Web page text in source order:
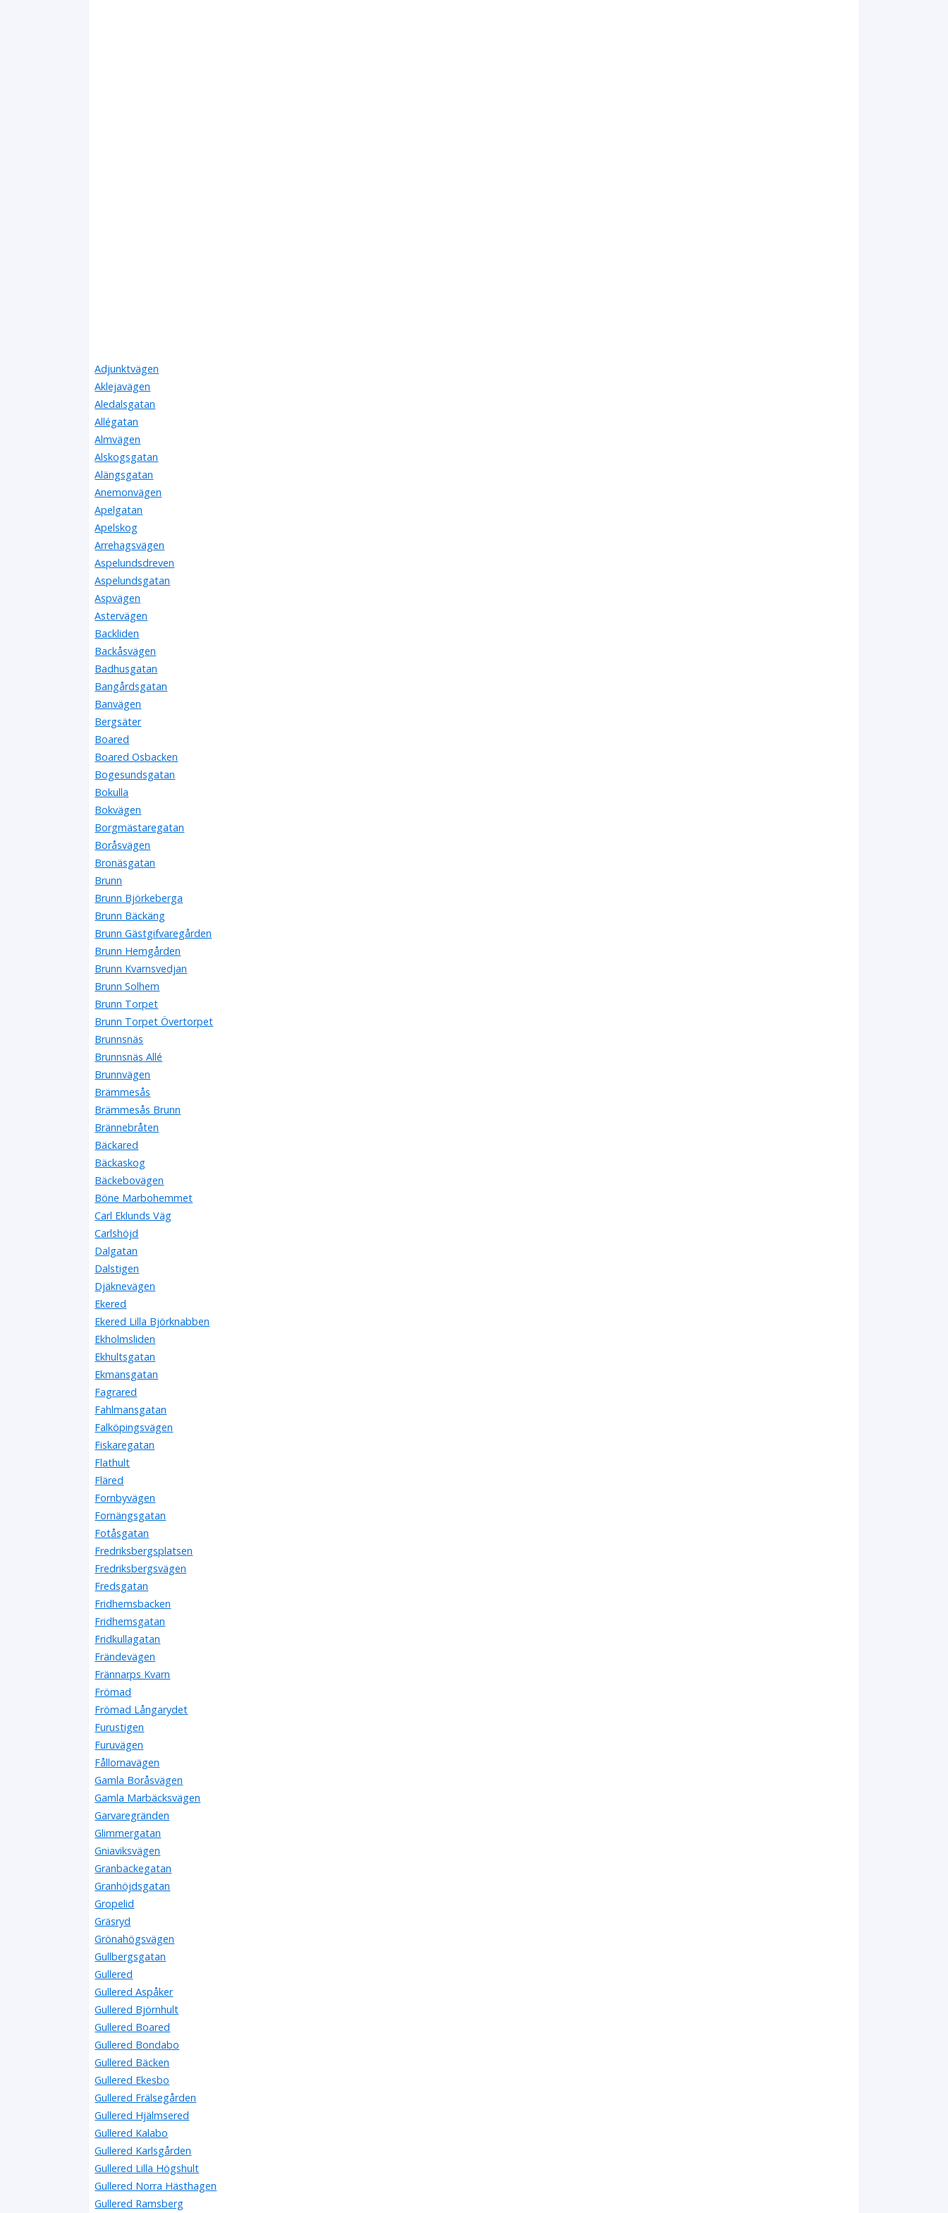
Adjunktvägen
Aklejavägen
Aledalsgatan
Allégatan
Almvägen
Alskogsgatan
Alängsgatan
Anemonvägen
Apelgatan
Apelskog
Arrehagsvägen
Aspelundsdreven
Aspelundsgatan
Aspvägen
Astervägen
Backliden
Backåsvägen
Badhusgatan
Bangårdsgatan
Banvägen
Bergsäter
Boared
Boared Osbacken
Bogesundsgatan
Bokulla
Bokvägen
Borgmästaregatan
Boråsvägen
Bronäsgatan
Brunn
Brunn Björkeberga
Brunn Bäckäng
Brunn Gästgifvaregården
Brunn Hemgården
Brunn Kvarnsvedjan
Brunn Solhem
Brunn Torpet
Brunn Torpet Övertorpet
Brunnsnäs
Brunnsnäs Allé
Brunnvägen
Brämmesås
Brämmesås Brunn
Brännebråten
Bäckared
Bäckaskog
Bäckebovägen
Böne Marbohemmet
Carl Eklunds Väg
Carlshöjd
Dalgatan
Dalstigen
Djäknevägen
Ekered
Ekered Lilla Björknabben
Ekholmsliden
Ekhultsgatan
Ekmansgatan
Fagrared
Fahlmansgatan
Falköpingsvägen
Fiskaregatan
Flathult
Fläred
Fornbyvägen
Fornängsgatan
Fotåsgatan
Fredriksbergsplatsen
Fredriksbergsvägen
Fredsgatan
Fridhemsbacken
Fridhemsgatan
Fridkullagatan
Frändevägen
Frännarps Kvarn
Frömad
Frömad Långarydet
Furustigen
Furuvägen
Fållornavägen
Gamla Boråsvägen
Gamla Marbäcksvägen
Garvaregränden
Glimmergatan
Gniaviksvägen
Granbackegatan
Granhöjdsgatan
Gropelid
Gräsryd
Grönahögsvägen
Gullbergsgatan
Gullered
Gullered Aspåker
Gullered Björnhult
Gullered Boared
Gullered Bondabo
Gullered Bäcken
Gullered Ekesbo
Gullered Frälsegården
Gullered Hjälmsered
Gullered Kalabo
Gullered Karlsgården
Gullered Lilla Högshult
Gullered Norra Hästhagen
Gullered Ramsberg